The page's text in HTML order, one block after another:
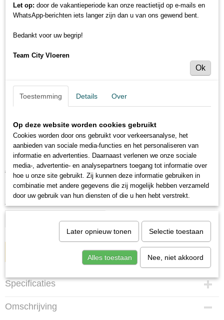
Schonox ZX egaline 25kg
€ 34,95 € 29,95 (inclusief btw 21%)
Levertijd 3 tot 5 werkdagen
Aantal
IN WINKELWAGEN
Specificaties
Productcode
Omschrijving
Let op: door de vakantieperiode kan onze reactietijd op e-mails en
WhatsApp-berichten iets langer zijn dan u van ons gewend bent.
Bedankt voor uw begrip!
Team City Vloeren
Ok
Toestemming Details Over
Op deze website worden cookies gebruikt
Cookies worden door ons gebruikt voor verkeersanalyse, het
aanbieden van sociale media-functies en het personaliseren van
informatie en advertenties. Daarnaast verlenen we onze sociale
media-, advertentie- en analysepartners toegang tot informatie over
hoe u onze site gebruikt. Zij kunnen deze informatie gebruiken in
combinatie met andere gegevens die zij mogelijk hebben verzameld
door uw gebruik van hun diensten of die u hen hebt verstrekt.
Later opnieuw tonen Selectie toestaan
Alles toestaan Nee, niet akkoord